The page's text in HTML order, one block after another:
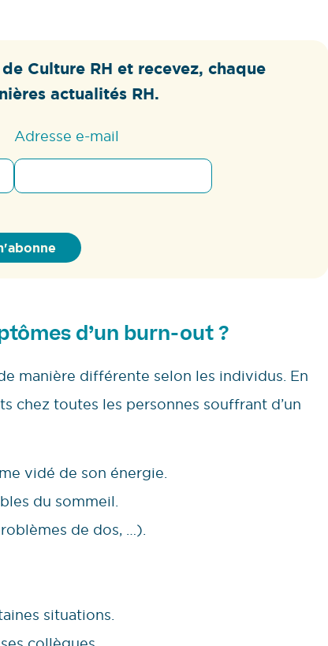
Culture RH et recevez, chaque
actualités RH.
Adresse e-mail
d’un burn-out ?
manière différente selon les individus. En
chez toutes les personnes souffrant d’un
vidé de son énergie.
du sommeil.
de dos, …).
situations.